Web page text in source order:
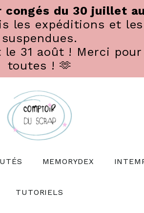
congés du 30 juillet
les expéditions et
suspendues.
31 août ! Merci
toutes ! 🫶
MEMORYDEX
TUTORIELS